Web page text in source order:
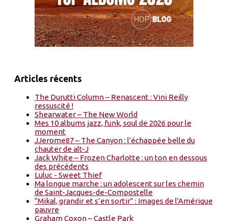
Articles récents
The Durutti Column – Renascent : Vini Reilly
ressuscité !
Shearwater – The New World
Mes 10 albums jazz, funk, soul de 2026 pour le
moment
JJerome87 – The Canyon : l'échappée belle du
chauter de alt-J
Jack White – Frozen Charlotte : un ton en dessous
des précédents
Luluc - Sweet Thief
Ma longue marche : un adolescent sur les chemin
de Saint-Jacques-de-Compostelle
“Mikal, grandir et s’en sortir” : Images de l'Amérique
pauvre
Graham Coxon – Castle Park